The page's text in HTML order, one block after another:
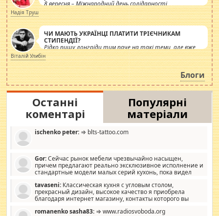
8 вересня – Міжнародний день солідарності
журналістів.
Надія Труш
ЧИ МАЮТЬ УКРАЇНЦІ ПЛАТИТИ ТРІЄЧНИКАМ
СТИПЕНДІЇ?
Рідко пишу лонгріди тим паче на такі теми, але вже
просто дістало! Обурюють сьогоднішні інсенуації
навколо стипендіального питання. Штучно
роздувається ще одна соціальна катастрофа.
Віталій Улибін
Блоги
Останні
коментарі
Популярні
матеріали
ischenko peter: ⇒ blts-tattoo.com
Gor:Сейчас рынок мебели чрезвычайно насыщен,
причем предлагают реально эксклюзивное исполнение и
стандартные модели малых серий кухонь, пока видел
стандартные формы, в MebelOk, креативненько и что главное -
со вкусом все в порядке, без ненужных наворотов удорожающих
мебель, а это не последний фактор.
tavaseni: Классическая кухня с угловым столом,
прекрасный дизайн, высокое качество я приобрела
благодаря интернет магазину, контакты которого вы
romanenko sasha83: ⇒ www.radiosvoboda.org